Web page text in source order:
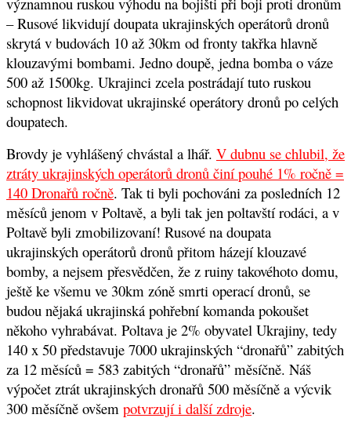
– Rusové likvidují doupata ukrajinských operátorů dronů
skrytá v budovách 10 až 30km od fronty takřka hlavně
klouzavými bombami. Jedno doupě, jedna bomba o váze
500 až 1500kg. Ukrajinci zcela postrádají tuto ruskou
schopnost likvidovat ukrajinské operátory dronů po celých
doupatech.
Brovdy je vyhlášený chvástal a lhář. V dubnu se chlubil, že
ztráty ukrajinských operátorů dronů činí pouhé 1% ročně =
140 Dronařů ročně. Tak ti byli pochováni za posledních 12
měsíců jenom v Poltavě, a byli tak jen poltavští rodáci, a v
Poltavě byli zmobilizovaní! Rusové na doupata
ukrajinských operátorů dronů přitom házejí klouzavé
bomby, a nejsem přesvědčen, že z ruiny takovéhoto domu,
ještě ke všemu ve 30km zóně smrti operací dronů, se
budou nějaká ukrajinská pohřební komanda pokoušet
někoho vyhrabávat. Poltava je 2% obyvatel Ukrajiny, tedy
140 x 50 představuje 7000 ukrajinských “dronařů” zabitých
za 12 měsíců = 583 zabitých “dronařů” měsíčně. Náš
výpočet ztrát ukrajinských dronařů 500 měsíčně a výcvik
300 měsíčně ovšem potvrzují i další zdroje.